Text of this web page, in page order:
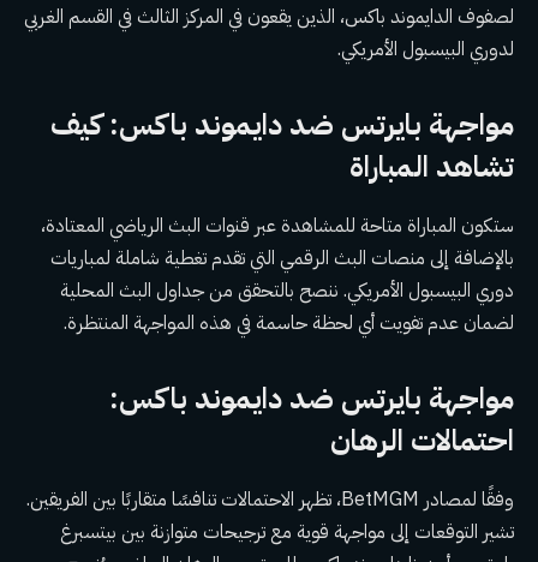
لصفوف الدايموند باكس، الذين يقعون في المركز الثالث في القسم الغربي
لدوري البيسبول الأمريكي.
مواجهة بايرتس ضد دايموند باكس: كيف
تشاهد المباراة
ستكون المباراة متاحة للمشاهدة عبر قنوات البث الرياضي المعتادة،
بالإضافة إلى منصات البث الرقمي التي تقدم تغطية شاملة لمباريات
دوري البيسبول الأمريكي. ننصح بالتحقق من جداول البث المحلية
لضمان عدم تفويت أي لحظة حاسمة في هذه المواجهة المنتظرة.
مواجهة بايرتس ضد دايموند باكس:
احتمالات الرهان
وفقًا لمصادر BetMGM، تظهر الاحتمالات تنافسًا متقاربًا بين الفريقين.
تشير التوقعات إلى مواجهة قوية مع ترجيحات متوازنة بين بيتسبرغ